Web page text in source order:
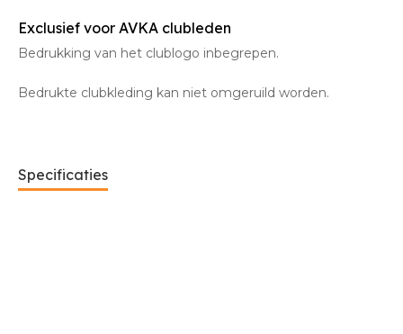
Exclusief voor AVKA clubleden
Bedrukking van het clublogo inbegrepen.
Bedrukte clubkleding kan niet omgeruild worden.
Specificaties